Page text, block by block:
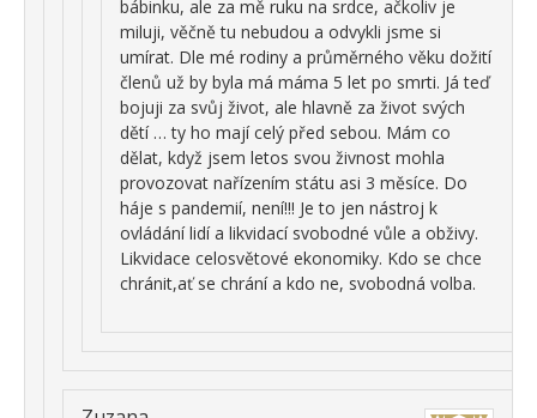
bábinku, ale za mě ruku na srdce, ačkoliv je
miluji, věčně tu nebudou a odvykli jsme si
umírat. Dle mé rodiny a průměrného věku dožití
členů už by byla má máma 5 let po smrti. Já teď
bojuji za svůj život, ale hlavně za život svých
dětí … ty ho mají celý před sebou. Mám co
dělat, když jsem letos svou živnost mohla
provozovat nařízením státu asi 3 měsíce. Do
háje s pandemií, není!!! Je to jen nástroj k
ovládání lidí a likvidací svobodné vůle a obživy.
Likvidace celosvětové ekonomiky. Kdo se chce
chránit,ať se chrání a kdo ne, svobodná volba.